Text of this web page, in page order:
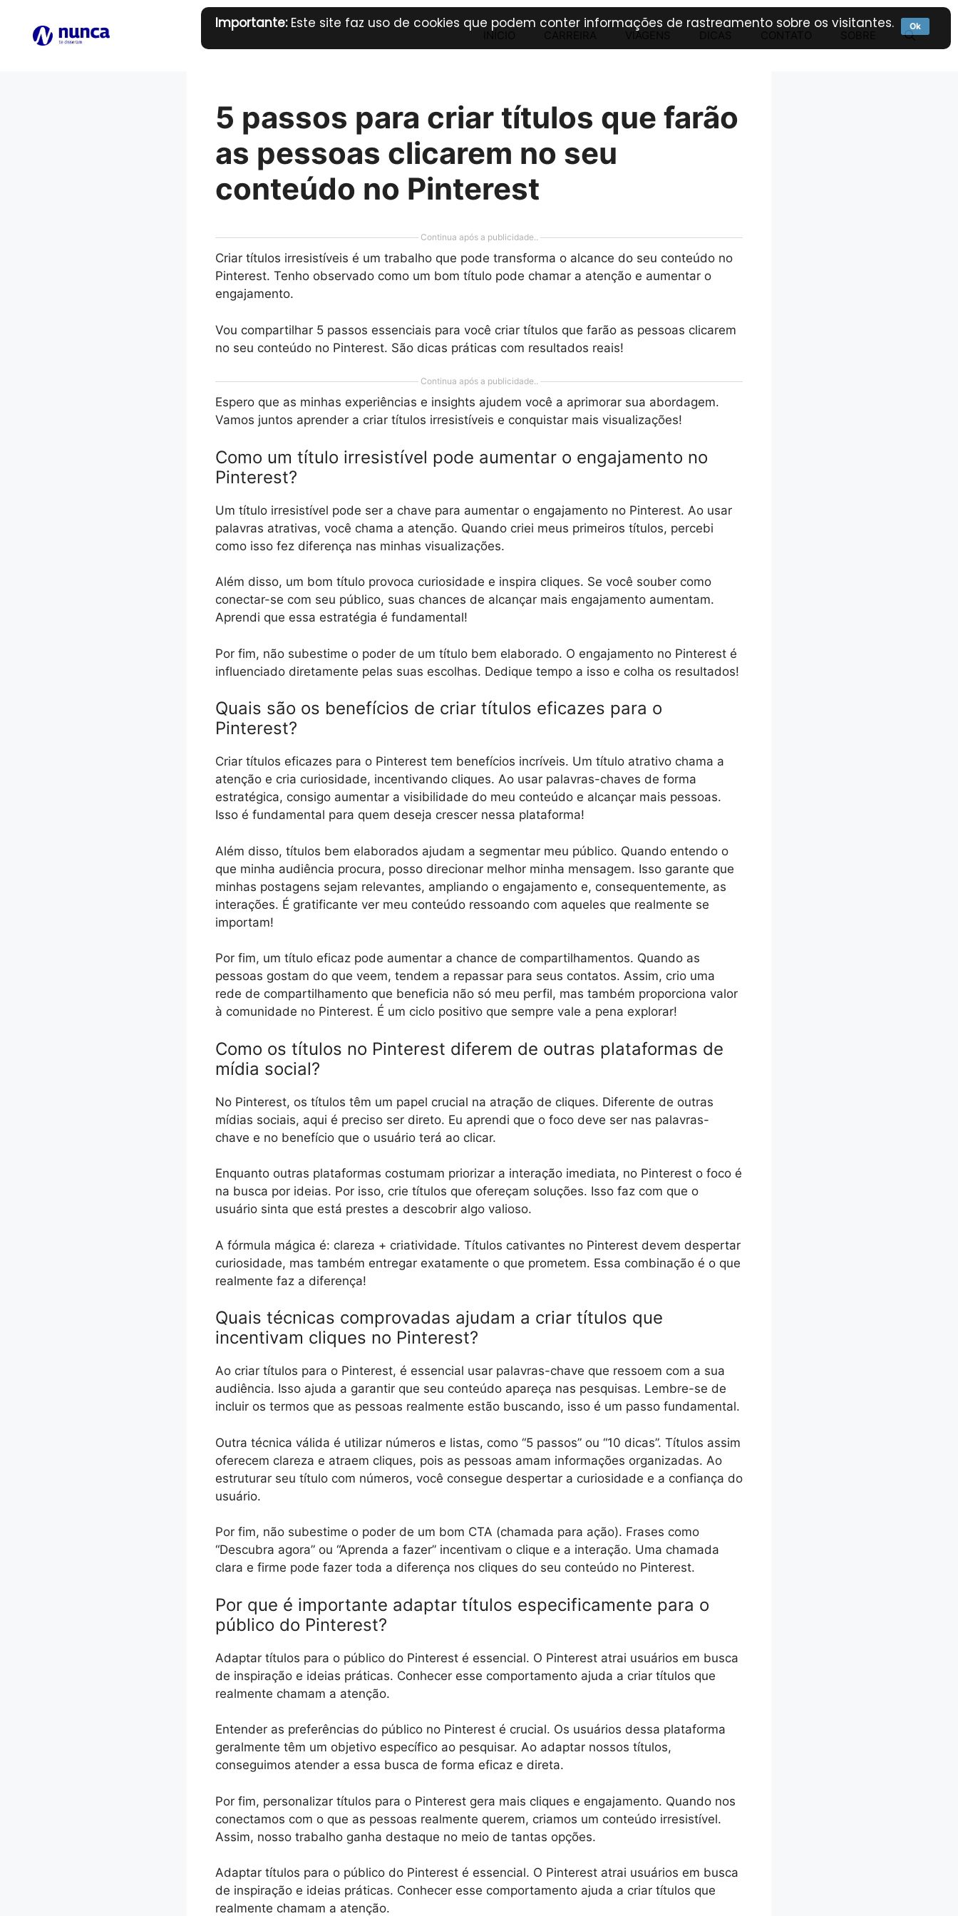
INÍCIO VIAGENS
5 passos para criar títulos que farão
as pessoas clicarem no seu
conteúdo no Pinterest
Continua após a publicidade..
Criar títulos irresistíveis é um trabalho que pode transforma o alcance do seu conteúdo no
Pinterest. Tenho observado como um bom título pode chamar a atenção e aumentar o
engajamento.
Vou compartilhar 5 passos essenciais para você criar títulos que farão as pessoas clicarem
no seu conteúdo no Pinterest. São dicas práticas com resultados reais!
Continua após a publicidade..
Espero que as minhas experiências e insights ajudem você a aprimorar sua abordagem.
Vamos juntos aprender a criar títulos irresistíveis e conquistar mais visualizações!
Como um título irresistível pode aumentar o engajamento no
Pinterest?
Um título irresistível pode ser a chave para aumentar o engajamento no Pinterest. Ao usar
palavras atrativas, você chama a atenção. Quando criei meus primeiros títulos, percebi
como isso fez diferença nas minhas visualizações.
Além disso, um bom título provoca curiosidade e inspira cliques. Se você souber como
conectar-se com seu público, suas chances de alcançar mais engajamento aumentam.
Aprendi que essa estratégia é fundamental!
Por fim, não subestime o poder de um título bem elaborado. O engajamento no Pinterest é
influenciado diretamente pelas suas escolhas. Dedique tempo a isso e colha os resultados!
Quais são os benefícios de criar títulos eficazes para o
Pinterest?
Criar títulos eficazes para o Pinterest tem benefícios incríveis. Um título atrativo chama a
atenção e cria curiosidade, incentivando cliques. Ao usar palavras-chaves de forma
estratégica, consigo aumentar a visibilidade do meu conteúdo e alcançar mais pessoas.
Isso é fundamental para quem deseja crescer nessa plataforma!
Além disso, títulos bem elaborados ajudam a segmentar meu público. Quando entendo o
que minha audiência procura, posso direcionar melhor minha mensagem. Isso garante que
minhas postagens sejam relevantes, ampliando o engajamento e, consequentemente, as
interações. É gratificante ver meu conteúdo ressoando com aqueles que realmente se
importam!
Por fim, um título eficaz pode aumentar a chance de compartilhamentos. Quando as
pessoas gostam do que veem, tendem a repassar para seus contatos. Assim, crio uma
rede de compartilhamento que beneficia não só meu perfil, mas também proporciona valor
à comunidade no Pinterest. É um ciclo positivo que sempre vale a pena explorar!
Como os títulos no Pinterest diferem de outras plataformas de
mídia social?
No Pinterest, os títulos têm um papel crucial na atração de cliques. Diferente de outras
mídias sociais, aqui é preciso ser direto. Eu aprendi que o foco deve ser nas palavras-
chave e no benefício que o usuário terá ao clicar.
Enquanto outras plataformas costumam priorizar a interação imediata, no Pinterest o foco é
na busca por ideias. Por isso, crie títulos que ofereçam soluções. Isso faz com que o
usuário sinta que está prestes a descobrir algo valioso.
A fórmula mágica é: clareza + criatividade. Títulos cativantes no Pinterest devem despertar
curiosidade, mas também entregar exatamente o que prometem. Essa combinação é o que
realmente faz a diferença!
Quais técnicas comprovadas ajudam a criar títulos que
incentivam cliques no Pinterest?
Ao criar títulos para o Pinterest, é essencial usar palavras-chave que ressoem com a sua
audiência. Isso ajuda a garantir que seu conteúdo apareça nas pesquisas. Lembre-se de
incluir os termos que as pessoas realmente estão buscando, isso é um passo fundamental.
Outra técnica válida é utilizar números e listas, como “5 passos” ou “10 dicas”. Títulos assim
oferecem clareza e atraem cliques, pois as pessoas amam informações organizadas. Ao
estruturar seu título com números, você consegue despertar a curiosidade e a confiança do
usuário.
Por fim, não subestime o poder de um bom CTA (chamada para ação). Frases como
“Descubra agora” ou “Aprenda a fazer” incentivam o clique e a interação. Uma chamada
clara e firme pode fazer toda a diferença nos cliques do seu conteúdo no Pinterest.
Por que é importante adaptar títulos especificamente para o
público do Pinterest?
Adaptar títulos para o público do Pinterest é essencial. O Pinterest atrai usuários em busca
de inspiração e ideias práticas. Conhecer esse comportamento ajuda a criar títulos que
realmente chamam a atenção.
Entender as preferências do público no Pinterest é crucial. Os usuários dessa plataforma
geralmente têm um objetivo específico ao pesquisar. Ao adaptar nossos títulos,
conseguimos atender a essa busca de forma eficaz e direta.
Por fim, personalizar títulos para o Pinterest gera mais cliques e engajamento. Quando nos
conectamos com o que as pessoas realmente querem, criamos um conteúdo irresistível.
Assim, nosso trabalho ganha destaque no meio de tantas opções.
Adaptar títulos para o público do Pinterest é essencial. O Pinterest atrai usuários em busca
de inspiração e ideias práticas. Conhecer esse comportamento ajuda a criar títulos que
realmente chamam a atenção.
Importante:Este site faz uso de cookies que podem conter informações de rastreamento sobre os visitantes. Ok